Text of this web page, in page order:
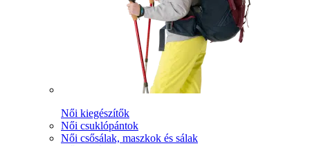
Női kiegészítők
Női csuklópántok
Női csősálak, maszkok és sálak